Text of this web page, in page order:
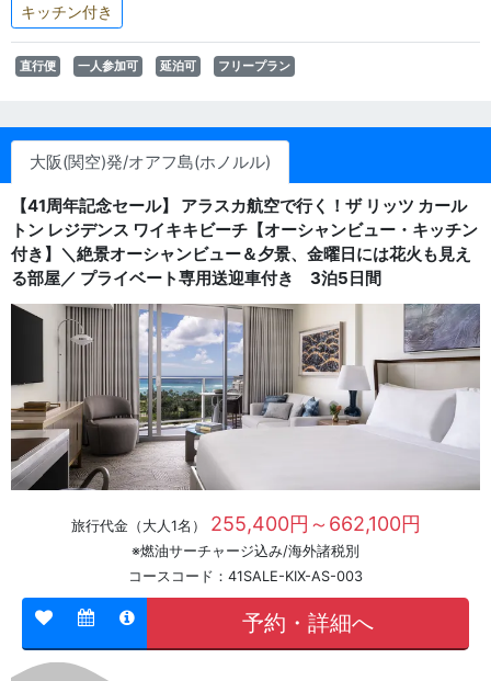
キッチン付き
直行便 一人参加可 延泊可 フリープラン
大阪(関空)発/オアフ島(ホノルル)
【41周年記念セール】 アラスカ航空で行く！ザ リッツ カール
トン レジデンス ワイキキビーチ【オーシャンビュー・キッチン
付き】＼絶景オーシャンビュー＆夕景、金曜日には花火も見え
る部屋／ プライベート専用送迎車付き 3泊5日間
旅行代金（大人1名） 255,400円～662,100円
※燃油サーチャージ込み/海外諸税別
コースコード：41SALE-KIX-AS-003
予約・詳細へ